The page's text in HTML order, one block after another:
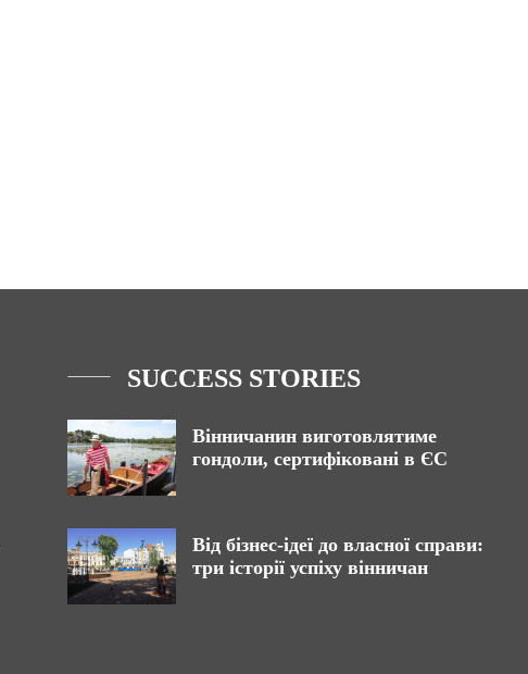
SUCCESS STORIES
Вінничанин виготовлятиме
гондоли, сертифіковані в ЄС
Від бізнес-ідеї до власної справи:
три історії успіху вінничан